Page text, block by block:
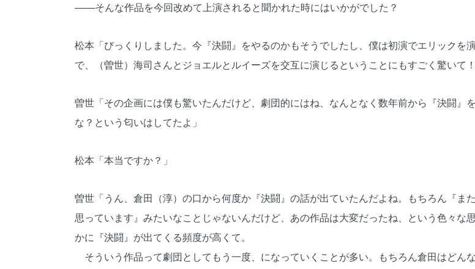
───そんな作品を今回改めて上演されると聞かれた時にはいかがでした？
松本「びっくりしました。今『決闘』をやるのかもそうでしたし、僕は初演でエリックを
で、（曽世）海司さんとジョエルとルイーズを交互に演じるということにもすごく驚いて！
曽世「その企画には僕も驚いたんだけど、劇団的にはね、なんとなく数年前から『決闘』
な？という匂いはしてたよ」
松本「本当ですか？」
曽世「うん、倉田（淳）の口から何度か『決闘』の話が出ていたんだよね。もちろん『ま
思っています』みたいなことじゃないんだけど、あの作品は大変だったね、という色々な
かに『決闘』が出てくる頻度が高くて。
そういう作品って劇団としてもう一度、になっていくことが多い。もちろん倉田はどん